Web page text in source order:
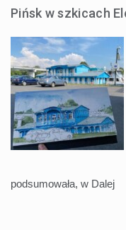
Pińsk w szkicach
podsumowała, w Dalej